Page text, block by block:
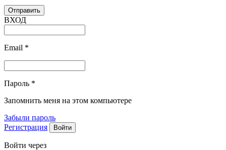
ВХОД
Email *
Пароль *
Запомнить меня на этом компьютере
Забыли пароль
Регистрация
Войти через